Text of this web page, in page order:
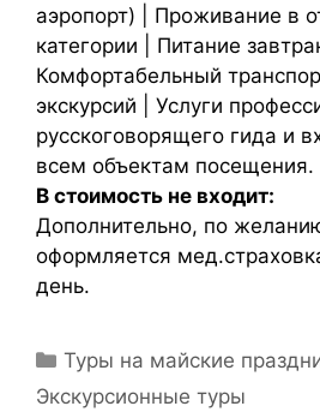
аэропорт) | Проживание в
категории | Питание
Комфортабельный
экскурсий | Услуги
русскоговорящего гида и
всем объектам посещения.
В стоимость не входит:
Дополнительно, по
оформляется
день.
Туры на майские
Экскурсионные туры